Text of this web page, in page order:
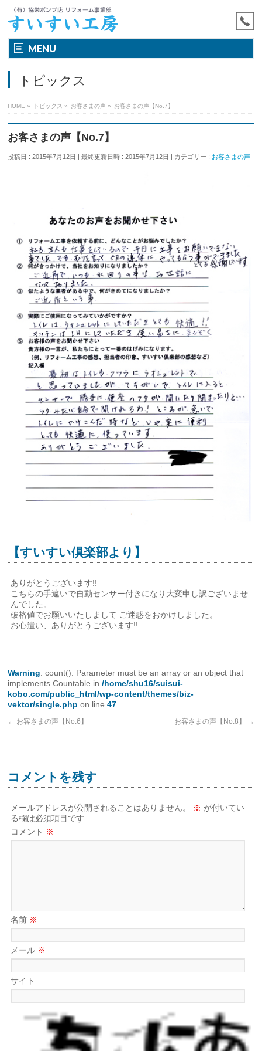
MENU
トピックス
HOME » トピックス » お客さまの声 » お客さまの声【No.7】
お客さまの声【No.7】
投稿日 : 2015年7月12日 最終更新日時 : 2015年7月12日 カテゴリー : お客さまの声
【すいすい倶楽部より】
ありがとうございます!!
こちらの手違いで自動センサー付きになり大変申し訳ございませ
んでした。
破格値でお願いいたしまして ご迷惑をおかけしました。
お心遣い、ありがとうございます!!
Warning: count(): Parameter must be an array or an object that
implements Countable in/home/shu16/suisui-
kobo.com/public_html/wp-content/themes/biz-
vektor/single.php on line47
← お客さまの声【No.6】 お客さまの声【No.8】 →
コメントを残す
メールアドレスが公開されることはありません。 ※ が付いてい
る欄は必須項目です
コメント ※
名前 ※
メール ※
サイト